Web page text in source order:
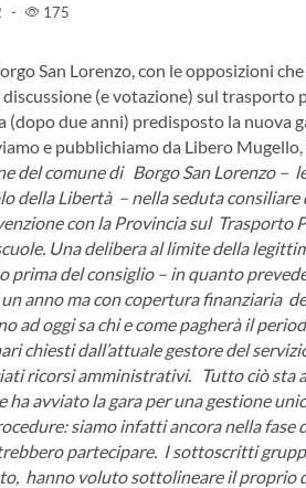
- 175
San Lorenzo, con le opposizioni
(e votazione) sul trasporto
(dopo due anni) predisposto la nuova
e pubblichiamo da Libero
del comune di Borgo San Lorenzo –
della Libertà – nella seduta
con la Provincia sul Trasporto
Una delibera al limite della
prima del consiglio – in quanto
anno ma con copertura finanziaria
ad oggi sa chi e come pagherà il
chiesti dall’attuale gestore del
ricorsi amministrativi.
Tutto ciò sta
ha avviato la gara per una gestione
siamo infatti ancora nella
partecipare. I sottoscritti
hanno voluto sottolineare il proprio